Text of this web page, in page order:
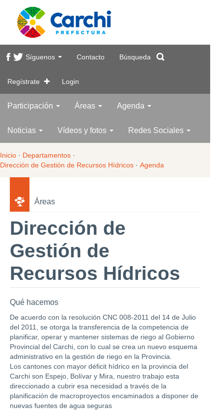
Síguenos Contacto Búsqueda
Regístrate Login
Participación Áreas Agenda
Noticias Vídeos y fotos Redes Sociales
Inicio · Departamentos ·
Dirección de Gestión de Recursos Hídricos · Agenda
Áreas
Dirección de
Gestión de
Recursos Hídricos
Qué hacemos
De acuerdo con la resolución CNC 008-2011 del 14 de Julio
del 2011, se otorga la transferencia de la competencia de
planificar, operar y mantener sistemas de riego al Gobierno
Provincial del Carchi, con lo cual se crea un nuevo esquema
administrativo en la gestión de riego en la Provincia.
Los cantones con mayor déficit hídrico en la provincia del
Carchi son Espejo, Bolívar y Mira, nuestro trabajo esta
direccionado a cubrir esa necesidad a través de la
planificación de macroproyectos encaminados a disponer de
nuevas fuentes de agua seguras